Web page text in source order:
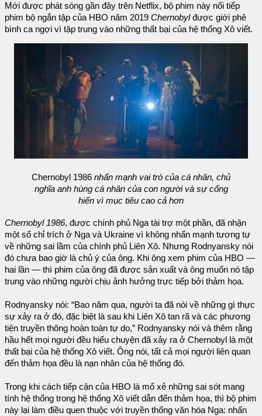
Mới được phát sóng gần đây trên Netflix, bộ phim này nối tiếp
phim bộ ngắn tập của HBO năm 2019 Chernobylđược giới phê
bình ca ngợi vì tập trung vào những thất bại của hệ thống Xô viết.
Chernobyl 1986 nhấn mạnh vai trò của cá nhân, chủ
nghĩa anh hùng cá nhân của con người và sự cống
hiến vì mục tiêu cao cả hơn
Chernobyl 1986, được chính phủ Nga tài trợ một phần, đã nhận
một số chỉ trích ở Nga và Ukraine vì không nhấn mạnh tương tự
về những sai lầm của chính phủ Liên Xô. Nhưng Rodnyansky nói
đó chưa bao giờ là chủ ý của ông. Khi ông xem phim của HBO —
hai lần — thì phim của ông đã được sản xuất và ông muốn nó tập
trung vào những người chịu ảnh hưởng trực tiếp bởi thảm họa.
Rodnyansky nói: “Bao năm qua, người ta đã nói về những gì thực
sự xảy ra ở đó, đặc biệt là sau khi Liên Xô tan rã và các phương
tiện truyền thông hoàn toàn tự do,” Rodnyansky nói và thêm rằng
hầu hết mọi người đều hiểu chuyện đã xảy ra ở Chernobyl là một
thất bại của hệ thống Xô viết. Ông nói, tất cả mọi người liên quan
đến thảm họa đều là nạn nhân của hệ thống đó.
Trong khi cách tiếp cận của HBO là mổ xẻ những sai sót mang
tính hệ thống trong hệ thống Xô viết dẫn đến thảm họa, thì bộ phim
này lại làm điều quen thuộc với truyền thống văn hóa Nga: nhấn